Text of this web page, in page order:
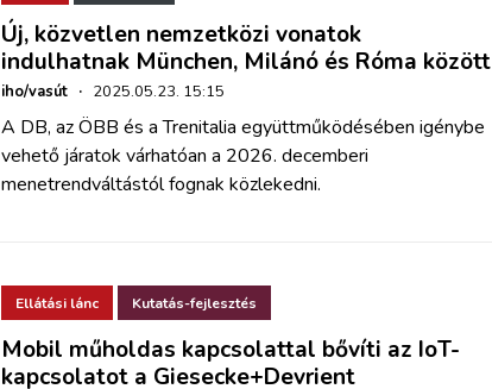
Új, közvetlen nemzetközi vonatok
indulhatnak München, Milánó és Róma között
iho/vasút · 2025.05.23. 15:15
A DB, az ÖBB és a Trenitalia együttműködésében igénybe
vehető járatok várhatóan a 2026. decemberi
menetrendváltástól fognak közlekedni.
Ellátási lánc Kutatás-fejlesztés
Mobil műholdas kapcsolattal bővíti az IoT-
kapcsolatot a Giesecke+Devrient